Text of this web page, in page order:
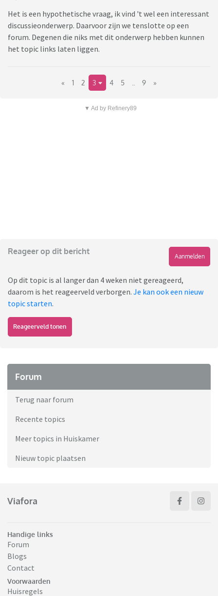
Het is een hypothetische vraag, ik vind 't wel een interessant
discussieonderwerp. Daarvoor zijn we tenslotte op een
forum. Degenen die niks met dit onderwerp hebben kunnen
het topic links laten liggen.
« 1 2 3 4 5 9 »
▼ Ad by Refinery89
Reageer op dit bericht
Aanmelden
Op dit topic is al langer dan 4 weken niet gereageerd,
daarom is het reageerveld verborgen. Je kan ook een nieuw
topic starten.
Reageerveld tonen
Forum
Terug naar forum
Recente topics
Meer topics in Huiskamer
Nieuw topic plaatsen
Viafora
Handige links
Forum
Blogs
Contact
Voorwaarden
Huisregels